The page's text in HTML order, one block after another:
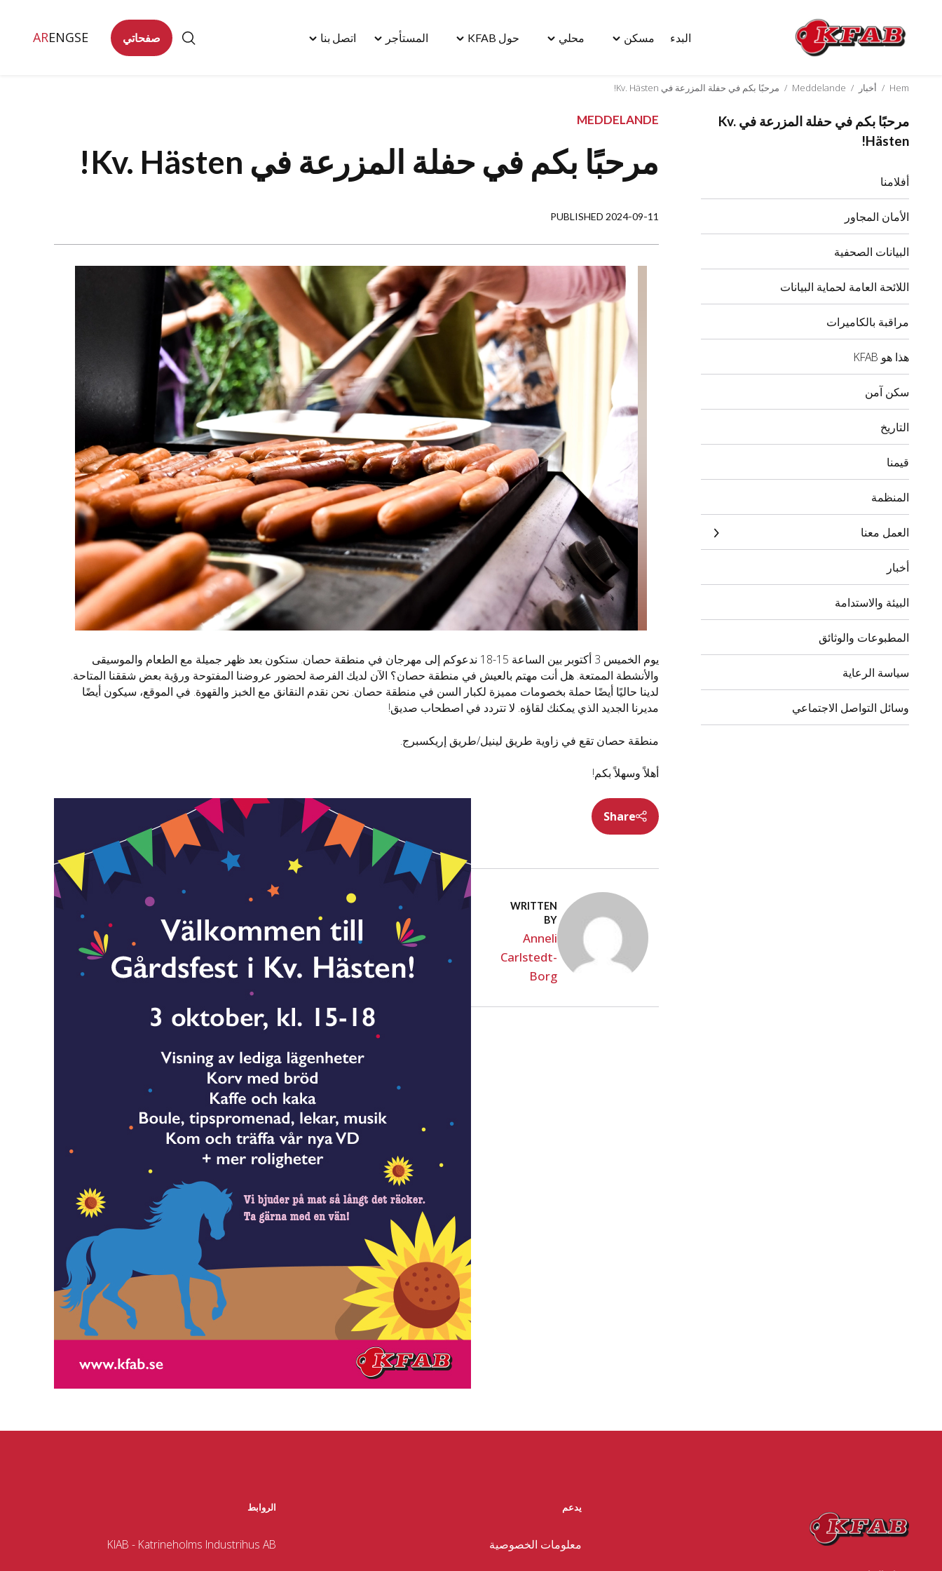
Skip
البدء مسكن Toggle
محلي Toggle
حول KFAB
Toggle
المستأجر Toggleاتصل بنا Toggle
صفحاتي SE
ENG
AR
Hem
/ أخبار /
Meddelande
/ مرحبًا بكم في حفلة المزرعة في Kv. Hästen!
مرحبًا بكم في حفلة المزرعة في Kv.
Hästen!
أفلامنا
الأمان المجاور
البيانات الصحفية
اللائحة العامة لحماية البيانات
مراقبة بالكاميرات
هذا هو KFAB
سكن آمن
التاريخ
قيمنا
المنظمة
العمل معنا
أخبار
البيئة والاستدامة
المطبوعات والوثائق
سياسة الرعاية
وسائل التواصل الاجتماعي
MEDDELANDE
مرحبًا بكم في حفلة المزرعة في Kv. Hästen!
PUBLISHED 2024-09-11
يوم الخميس 3 أكتوبر بين الساعة 15-18 ندعوكم إلى مهرجان في منطقة حصان. ستكون بعد ظهر جميلة مع الطعام والموسيقى
والأنشطة الممتعة. هل أنت مهتم بالعيش في منطقة حصان؟ الآن لديك الفرصة لحضور عروضنا المفتوحة ورؤية بعض شققنا المتاحة.
لدينا حاليًا أيضًا حملة بخصومات مميزة لكبار السن في منطقة حصان. نحن نقدم النقانق مع الخبز والقهوة. في الموقع، سيكون أيضًا
مديرنا الجديد الذي يمكنك لقاؤه. لا تتردد في اصطحاب صديق!
منطقة حصان تقع في زاوية طريق لينيل/طريق إريكسبرج.
أهلاً وسهلاً بكم!
Share
WRITTEN
BY
Anneli
Carlstedt-
Borg
يدعم
معلومات الخصوصية
الروابط
KIAB - Katrineholms Industrihus AB